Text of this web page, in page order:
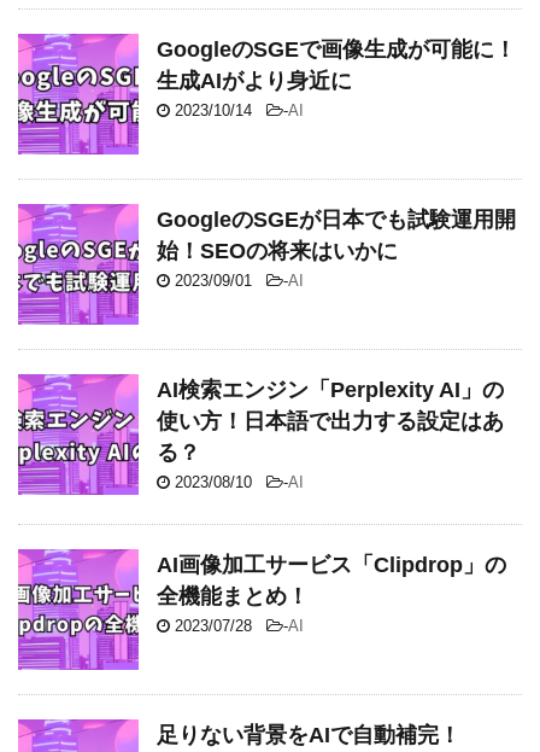
GoogleのSGEで画像生成が可能に！
生成AIがより身近に
2023/10/14 -AI
GoogleのSGEが日本でも試験運用開
始！SEOの将来はいかに
2023/09/01 -AI
AI検索エンジン「Perplexity AI」の
使い方！日本語で出力する設定はあ
る？
2023/08/10 -AI
AI画像加工サービス「Clipdrop」の
全機能まとめ！
2023/07/28 -AI
足りない背景をAIで自動補完！